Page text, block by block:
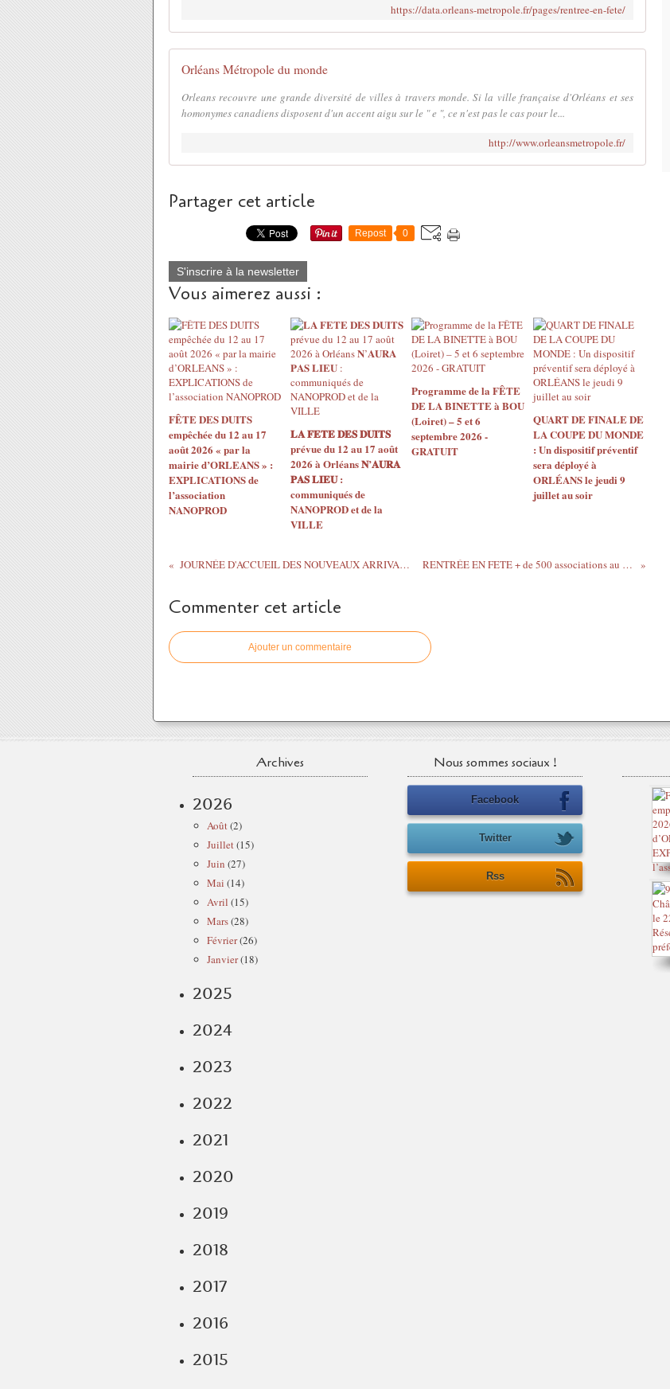
https://data.orleans-metropole.fr/pages/rentree-en-fete/
Orléans Métropole du monde
Orleans recouvre une grande diversité de villes à travers monde. Si la ville française d'Orléans et ses
homonymes canadiens disposent d'un accent aigu sur le " e ", ce n'est pas le cas pour le...
http://www.orleansmetropole.fr/
Partager cet article
Repost 0
S'inscrire à la newsletter
Vous aimerez aussi :
FÊTE DES DUITS
empêchée du 12 au 17
août 2026 « par la
mairie d’ORLEANS » :
EXPLICATIONS de
l’association
NANOPROD
𝐋𝐀 𝐅𝐄𝐓𝐄 𝐃𝐄𝐒 𝐃𝐔𝐈𝐓𝐒
prévue du 12 au 17 août
2026 à Orléans 𝐍’𝐀𝐔𝐑𝐀
𝐏𝐀𝐒 𝐋𝐈𝐄𝐔 :
communiqués de
NANOPROD et de la
VILLE
Programme de la FÊTE
DE LA BINETTE à BOU
(Loiret) – 5 et 6
septembre 2026 -
GRATUIT
QUART DE FINALE DE
LA COUPE DU MONDE
: Un dispositif préventif
sera déployé à
ORLÉANS le jeudi 9
juillet au soir
JOURNÉE D'ACCUEIL DES NOUVEAUX ARRIVANTS A... RENTRÉE EN FETE + de 500 associations au centre...
Commenter cet article
Ajouter un commentaire
Archives
2026
Août(2)
Juillet(15)
Juin (27)
Mai (14)
Avril (15)
Mars(28)
Février(26)
Janvier(18)
2025
2024
2023
2022
2021
2020
2019
2018
2017
2016
2015
Nous sommes sociaux !
Facebook
Twitter
Rss